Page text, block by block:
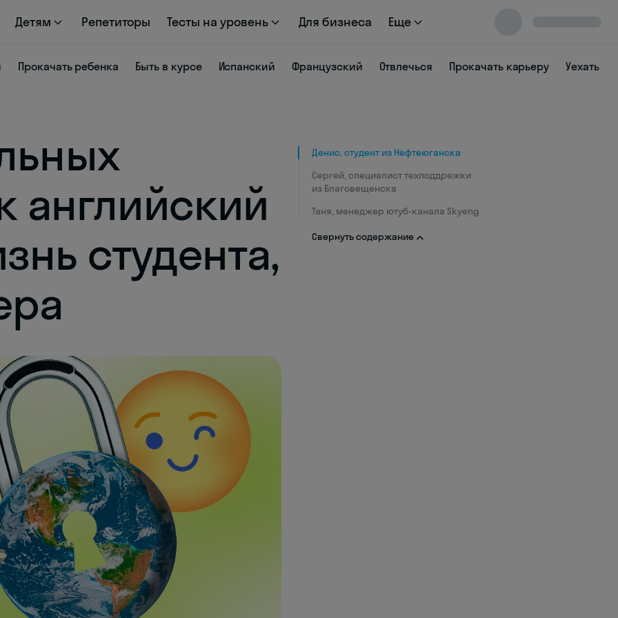
Детям Репетиторы Тесты на уровень Для бизнеса Еще
Прокачать ребенка Быть в курсе Испанский Французский Отвлечься Прокачать карьеру Уехать
английский
студента,
Денис, студент из Нефтеюганска
Сергей, специалист техподдрежки
из Благовещенска
Таня, менеджер ютуб-канала Skyeng
Свернуть содержание